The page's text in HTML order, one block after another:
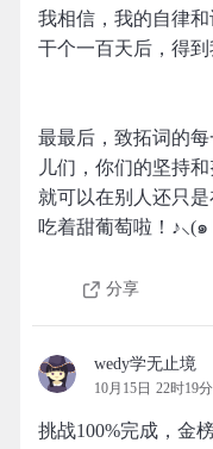
我相信，我的自律
干个一百天后，得到
最最后，致拓词的
儿们，你们的坚持
就可以在别人还只
吃着甜葡萄啦！
分享
wedy学无止境
10月15日 22时19分
挑战100%完成，金